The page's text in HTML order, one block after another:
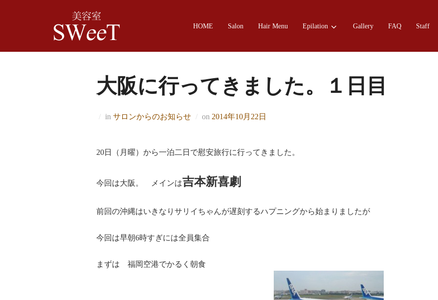
HOME Salon Hair Menu Epilation Gallery FAQ Staff
大阪に行ってきました。１日目
in サロンからのお知らせ on Posted
2014年10月22日
20日（月曜）から一泊二日で慰安旅行に行ってきました。
今回は大阪。 メインは吉本新喜劇
前回の沖縄はいきなりサリイちゃんが遅刻するハプニングから始まりましたが
今回は早朝6時すぎには全員集合
まずは 福岡空港でかるく朝食